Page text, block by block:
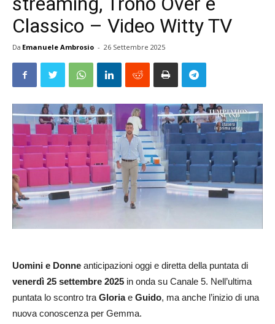
Classico – Video Witty TV
Da Emanuele Ambrosio - 26 Settembre 2025
Uomini e Donne anticipazioni oggi e diretta della puntata di
venerdì 25 settembre 2025 in onda su Canale 5. Nell’ultima
puntata lo scontro tra Gloriae Guido, ma anche l’inizio di una
nuova conoscenza per Gemma.